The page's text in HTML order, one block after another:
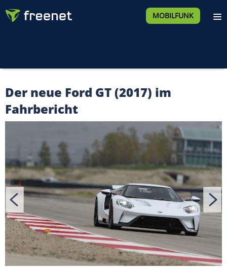
MOBILFUNK
Der neue Ford GT (2017) im
Fahrbericht